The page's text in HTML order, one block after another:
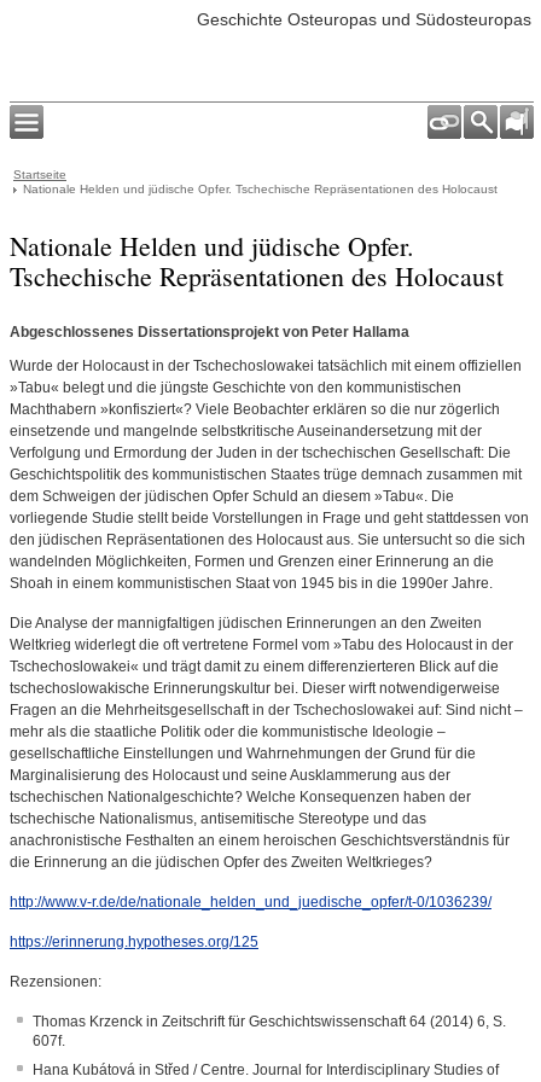
Geschichte Osteuropas und Südosteuropas
Startseite
Nationale Helden und jüdische Opfer. Tschechische Repräsentationen des Holocaust
Nationale Helden und jüdische Opfer.
Tschechische Repräsentationen des Holocaust
Abgeschlossenes Dissertationsprojekt von Peter Hallama
Wurde der Holocaust in der Tschechoslowakei tatsächlich mit einem offiziellen
»Tabu« belegt und die jüngste Geschichte von den kommunistischen
Machthabern »konfisziert«? Viele Beobachter erklären so die nur zögerlich
einsetzende und mangelnde selbstkritische Auseinandersetzung mit der
Verfolgung und Ermordung der Juden in der tschechischen Gesellschaft: Die
Geschichtspolitik des kommunistischen Staates trüge demnach zusammen mit
dem Schweigen der jüdischen Opfer Schuld an diesem »Tabu«. Die
vorliegende Studie stellt beide Vorstellungen in Frage und geht stattdessen von
den jüdischen Repräsentationen des Holocaust aus. Sie untersucht so die sich
wandelnden Möglichkeiten, Formen und Grenzen einer Erinnerung an die
Shoah in einem kommunistischen Staat von 1945 bis in die 1990er Jahre.
Die Analyse der mannigfaltigen jüdischen Erinnerungen an den Zweiten
Weltkrieg widerlegt die oft vertretene Formel vom »Tabu des Holocaust in der
Tschechoslowakei« und trägt damit zu einem differenzierteren Blick auf die
tschechoslowakische Erinnerungskultur bei. Dieser wirft notwendigerweise
Fragen an die Mehrheitsgesellschaft in der Tschechoslowakei auf: Sind nicht –
mehr als die staatliche Politik oder die kommunistische Ideologie –
gesellschaftliche Einstellungen und Wahrnehmungen der Grund für die
Marginalisierung des Holocaust und seine Ausklammerung aus der
tschechischen Nationalgeschichte? Welche Konsequenzen haben der
tschechische Nationalismus, antisemitische Stereotype und das
anachronistische Festhalten an einem heroischen Geschichtsverständnis für
die Erinnerung an die jüdischen Opfer des Zweiten Weltkrieges?
http://www.v-r.de/de/nationale_helden_und_juedische_opfer/t-0/1036239/
https://erinnerung.hypotheses.org/125
Rezensionen:
Thomas Krzenck in Zeitschrift für Geschichtswissenschaft 64 (2014) 6, S.
607f.
Hana Kubátová in Střed / Centre. Journal for Interdisciplinary Studies of